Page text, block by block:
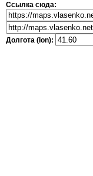
Ссылка сюда:
Долгота (lon):